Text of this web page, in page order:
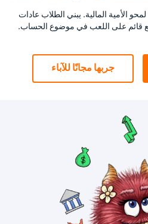
الأمية المالية. يبني الطلاب عادات
قائم على اللعب في موضوع الحساب.
جربها مجانًا للآباء